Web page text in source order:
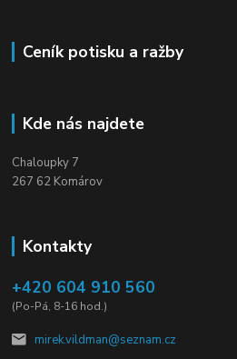
Ceník potisku a ražby
Kde nás najdete
Chaloupky 7
267 62 Komárov
Kontakty
+420 604 910 560
(Po-Pá, 8-16 hod.)
mirek.vildman@seznam.cz